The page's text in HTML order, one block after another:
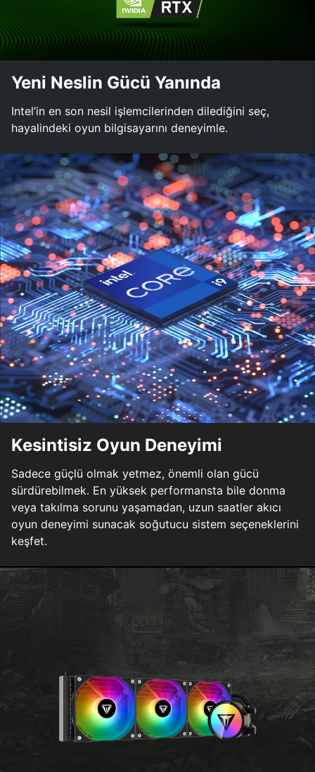
Yeni Neslin Gücü Yanında
Intel’in en son nesil işlemcilerinden dilediğini seç,
hayalindeki oyun bilgisayarını deneyimle.
Kesintisiz Oyun Deneyimi
Sadece güçlü olmak yetmez, önemli olan gücü
sürdürebilmek. En yüksek performansta bile donma
veya takılma sorunu yaşamadan, uzun saatler akıcı
oyun deneyimi sunacak soğutucu sistem seçeneklerini
keşfet.